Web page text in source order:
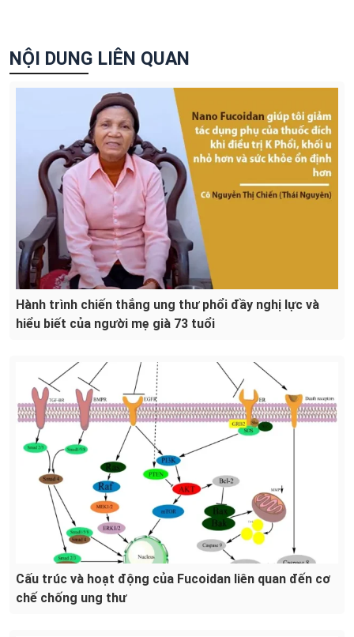
NỘI DUNG LIÊN QUAN
Hành trình chiến thắng ung thư phổi đầy nghị lực và
hiểu biết của người mẹ già 73 tuổi
Cấu trúc và hoạt động của Fucoidan liên quan đến cơ
chế chống ung thư